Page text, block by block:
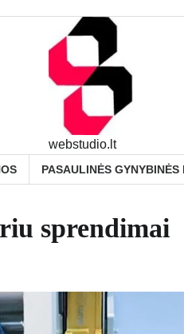
webstudio.lt
PASAULINĖS GYNYBINĖS
sprendimai